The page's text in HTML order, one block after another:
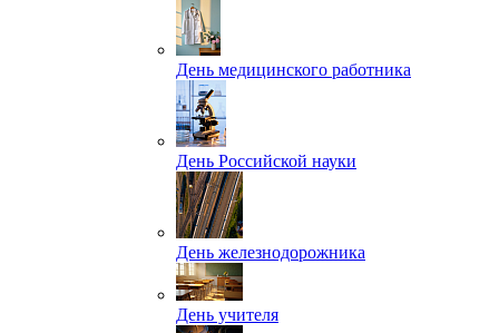
День медицинского работника
День Российской науки
День железнодорожника
День учителя